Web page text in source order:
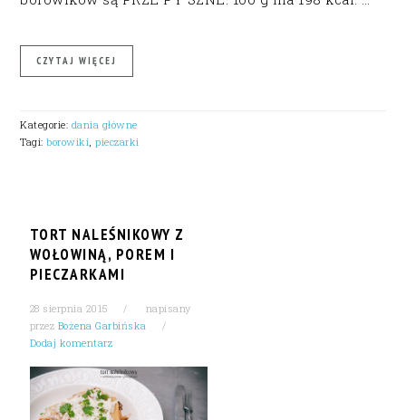
CZYTAJ WIĘCEJ
Kategorie: dania główne
Tagi:borowiki ,pieczarki
TORT NALEŚNIKOWY Z
WOŁOWINĄ, POREM I
PIECZARKAMI
28 sierpnia 2015
napisany
przez Bożena Garbińska
Dodaj komentarz